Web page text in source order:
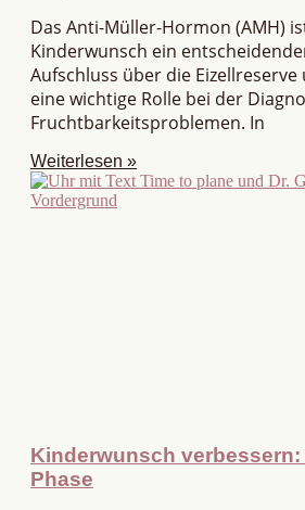
Das Anti-Müller-Hormon (AMH)
Kinderwunsch ein
Aufschluss über die
eine wichtige Rolle bei der
Fruchtbarkeitsproblemen. In
Weiterlesen »
Kinderwunsch
Phase